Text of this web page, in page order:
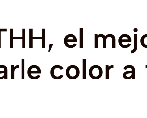
el
color a